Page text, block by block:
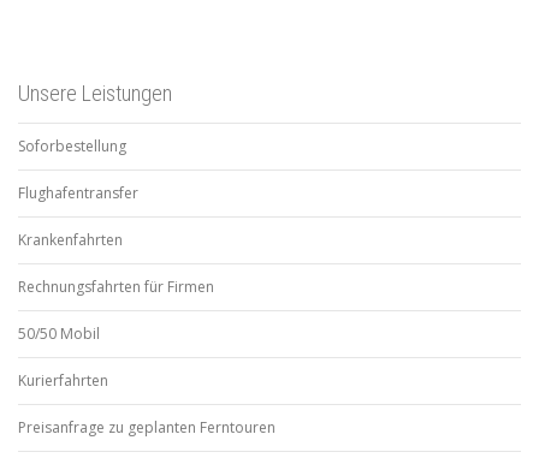
Unsere Leistungen
Soforbestellung
Flughafentransfer
Krankenfahrten
Rechnungsfahrten für Firmen
50/50 Mobil
Kurierfahrten
Preisanfrage zu geplanten Ferntouren